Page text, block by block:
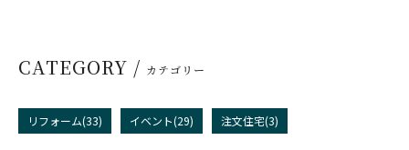
CATEGORY / カテゴリー
リフォーム(33) イベント(29) 注文住宅(3)